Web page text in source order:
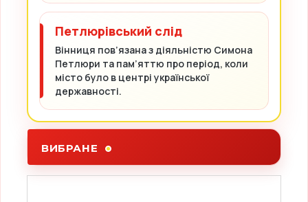
Петлюрівський слід
Вінниця пов’язана з діяльністю Симона
Петлюри та пам’яттю про період, коли
місто було в центрі української
державності.
ВИБРАНЕ